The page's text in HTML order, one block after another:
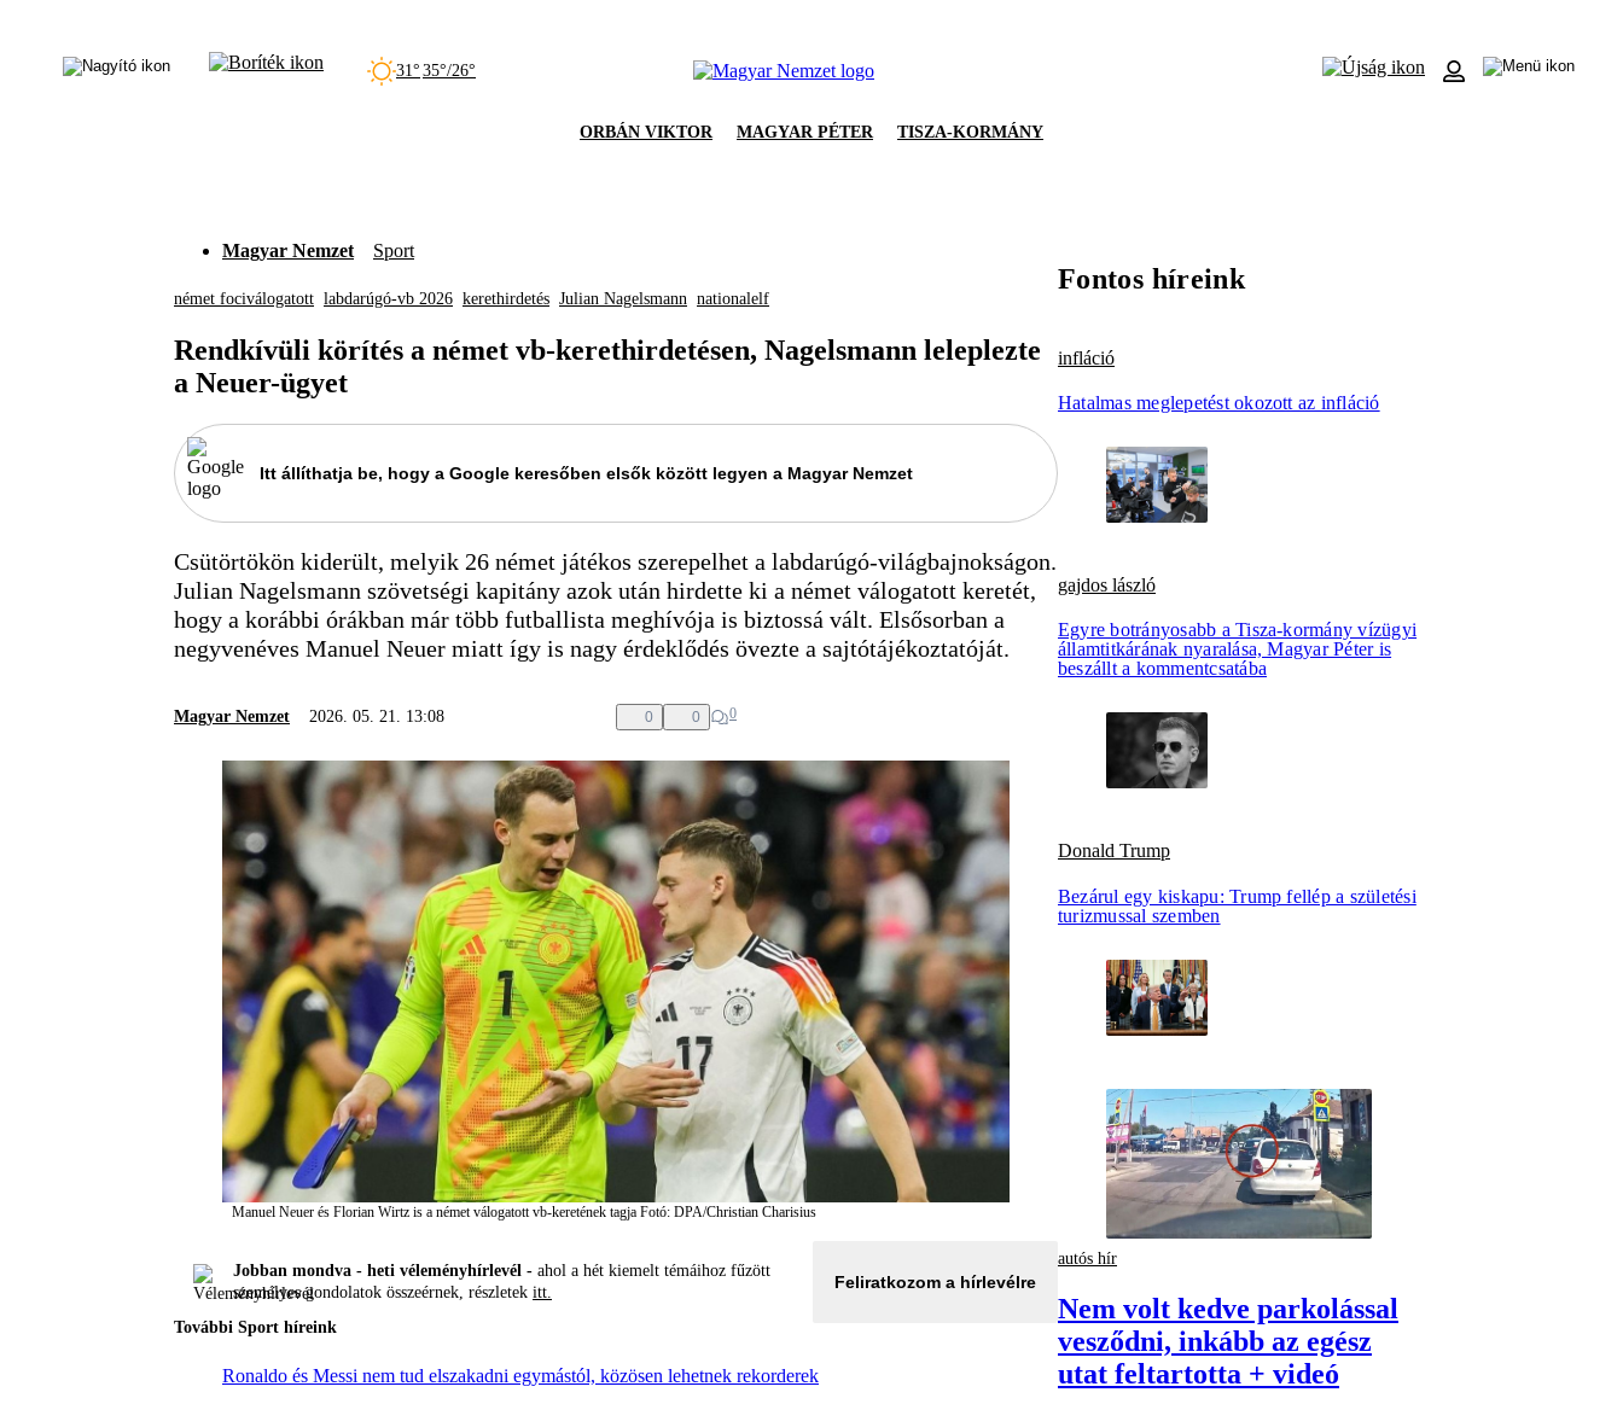
31° 35°/26°
ORBÁN VIKTOR MAGYAR PÉTER TISZA-KORMÁNY
Magyar Nemzet Sport
német fociválogatott labdarúgó-vb 2026 kerethirdetés Julian Nagelsmann nationalelf
Rendkívüli körítés a német vb-kerethirdetésen, Nagelsmann leleplezte
a Neuer-ügyet
Itt állíthatja be, hogy a Google keresőben elsők között legyen a Magyar Nemzet
Csütörtökön kiderült, melyik 26 német játékos szerepelhet a labdarúgó-világbajnokságon.
Julian Nagelsmann szövetségi kapitány azok után hirdette ki a német válogatott keretét,
hogy a korábbi órákban már több futballista meghívója is biztossá vált. Elsősorban a
negyvenéves Manuel Neuer miatt így is nagy érdeklődés övezte a sajtótájékoztatóját.
Magyar Nemzet 2026. 05. 21. 13:08 0 0 0
Manuel Neuer és Florian Wirtz is a német válogatott vb-keretének tagja Fotó: DPA/Christian Charisius
Jobban mondva - heti véleményhírlevél - ahol a hét kiemelt témáihoz fűzött
személyes gondolatok összeérnek, részletek itt.
Feliratkozom a hírlevélre
További Sport híreink
Ronaldo és Messi nem tud elszakadni egymástól, közösen lehetnek rekorderek
Fontos híreink
infláció
Hatalmas meglepetést okozott az infláció
gajdos lászló
Egyre botrányosabb a Tisza-kormány vízügyi
államtitkárának nyaralása, Magyar Péter is
beszállt a kommentcsatába
Donald Trump
Bezárul egy kiskapu: Trump fellép a születési
turizmussal szemben
autós hír
Nem volt kedve parkolással
vesződni, inkább az egész
utat feltartotta + videó